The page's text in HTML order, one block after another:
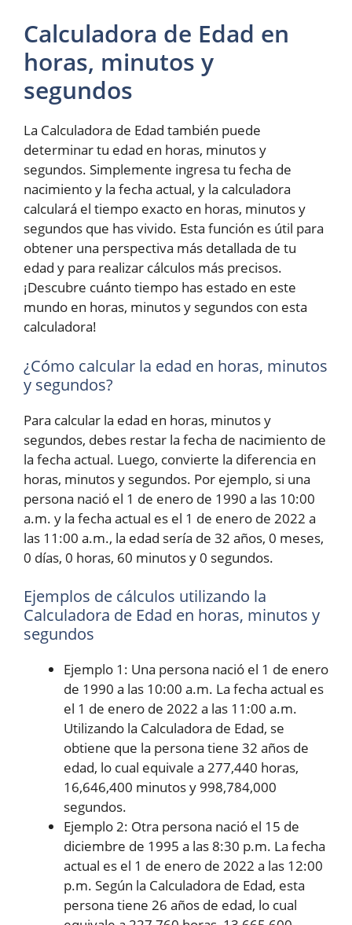
Calculadora de Edad en
horas, minutos y
segundos
La Calculadora de Edad también puede
determinar tu edad en horas, minutos y
segundos. Simplemente ingresa tu fecha de
nacimiento y la fecha actual, y la calculadora
calculará el tiempo exacto en horas, minutos y
segundos que has vivido. Esta función es útil para
obtener una perspectiva más detallada de tu
edad y para realizar cálculos más precisos.
¡Descubre cuánto tiempo has estado en este
mundo en horas, minutos y segundos con esta
calculadora!
¿Cómo calcular la edad en horas, minutos
y segundos?
Para calcular la edad en horas, minutos y
segundos, debes restar la fecha de nacimiento de
la fecha actual. Luego, convierte la diferencia en
horas, minutos y segundos. Por ejemplo, si una
persona nació el 1 de enero de 1990 a las 10:00
a.m. y la fecha actual es el 1 de enero de 2022 a
las 11:00 a.m., la edad sería de 32 años, 0 meses,
0 días, 0 horas, 60 minutos y 0 segundos.
Ejemplos de cálculos utilizando la
Calculadora de Edad en horas, minutos y
segundos
Ejemplo 1: Una persona nació el 1 de enero
de 1990 a las 10:00 a.m. La fecha actual es
el 1 de enero de 2022 a las 11:00 a.m.
Utilizando la Calculadora de Edad, se
obtiene que la persona tiene 32 años de
edad, lo cual equivale a 277,440 horas,
16,646,400 minutos y 998,784,000
segundos.
Ejemplo 2: Otra persona nació el 15 de
diciembre de 1995 a las 8:30 p.m. La fecha
actual es el 1 de enero de 2022 a las 12:00
p.m. Según la Calculadora de Edad, esta
persona tiene 26 años de edad, lo cual